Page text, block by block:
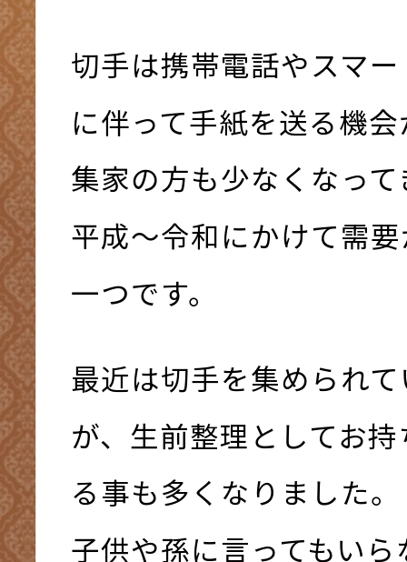
切手は携帯電話やスマ
に伴って手紙を送る機
集家の方も少なくなっ
平成～令和にかけて需
一つです。
最近は切手を集められ
が、生前整理としてお
る事も多くなりました。
子供や孫に言ってもい